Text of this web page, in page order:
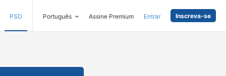
PSD Português Assine Premium Entrar Inscreva-se